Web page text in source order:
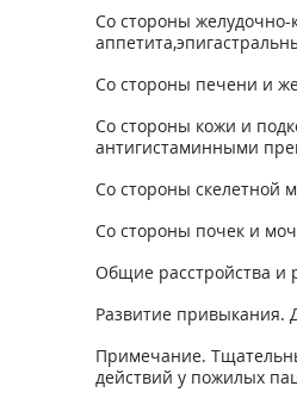
Со стороны желудочно-
Со стороны печени и
Со стороны кожи и
антигистаминными
Со стороны скелетной
Со стороны почек и
Общие расстройства и
Развитие привыкания.
Примечание.
действий у пожилых